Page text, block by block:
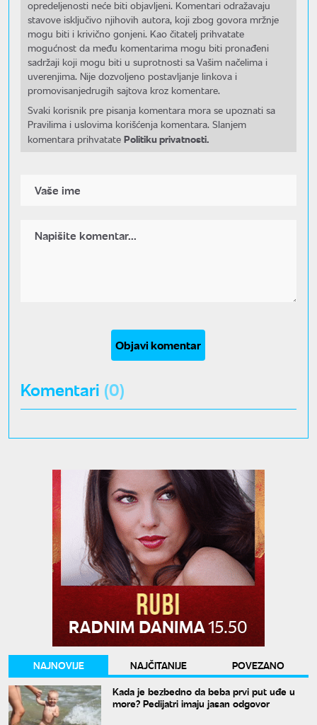
opredeljenosti neće biti objavljeni. Komentari odražavaju
stavove isključivo njihovih autora, koji zbog govora mržnje
mogu biti i krivično gonjeni. Kao čitatelj prihvatate
mogućnost da među komentarima mogu biti pronađeni
sadržaji koji mogu biti u suprotnosti sa Vašim načelima i
uverenjima. Nije dozvoljeno postavljanje linkova i
promovisanjedrugih sajtova kroz komentare.
Svaki korisnik pre pisanja komentara mora se upoznati sa
Pravilima i uslovima korišćenja komentara. Slanjem
komentara prihvatate Politiku privatnosti.
Objavi komentar
Komentari (0)
NAJNOVIJE NAJČITANIJE
POVEZANO
Kada je bezbedno da beba prvi put uđe u
more? Pedijatri imaju jasan odgovor